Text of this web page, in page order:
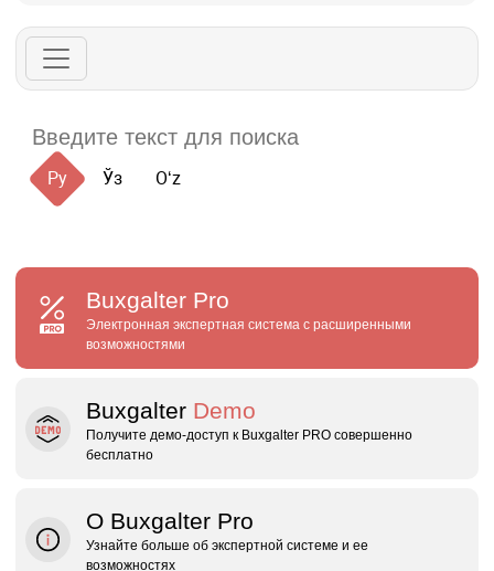
Ру Ўз Oʻz
Buxgalter Pro
Электронная экспертная система с расширенными
возможностями
Buxgalter Demo
Получите демо‑доступ к Buxgalter PRO совершенно
бесплатно
О Buxgalter Pro
Узнайте больше об экспертной системе и ее
возможностях